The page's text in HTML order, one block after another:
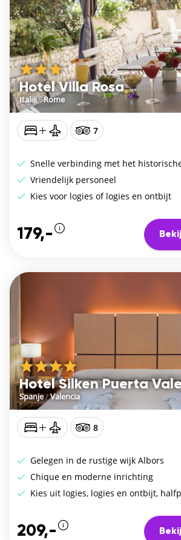
Hotel Villa Rosa
Italië/Rome
7
Snelle verbinding met het
Vriendelijk personeel
Kies voor logies of logies en ontbijt
179,-
Hotel Silken Puerta
Spanje/Valencia
8
Gelegen in de rustige wijk Albors
Chique en moderne inrichting
Kies uit logies, logies en ontbijt,
209,-